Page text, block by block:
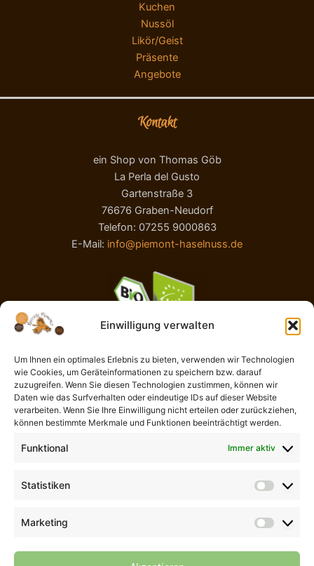
Einwilligung verwalten
Um Ihnen ein optimales Erlebnis zu bieten, verwenden wir Technologien
wie Cookies, um Geräteinformationen zu speichern bzw. darauf
zuzugreifen. Wenn Sie diesen Technologien zustimmen, können wir
Daten wie das Surfverhalten oder eindeutige IDs auf dieser Website
verarbeiten. Wenn Sie Ihre Einwilligung nicht erteilen oder zurückziehen,
können bestimmte Merkmale und Funktionen beeinträchtigt werden.
Funktional Immer aktiv
Statistiken
Marketing
Kuchen
Nussöl
Likör/Geist
Präsente
Angebote
Kontakt
ein Shop von Thomas Göb
La Perla del Gusto
Gartenstraße 3
76676 Graben-Neudorf
Telefon: 07255 9000863
E-Mail: info@piemont-haselnuss.de
AGB
Impressum
Widerrufsbelehrung
Liefer- und Zahlungsbedingungen